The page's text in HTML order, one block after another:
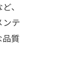
、
テ
質